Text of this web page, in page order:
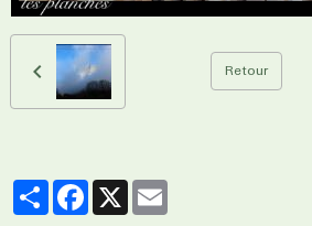
Retour
PartagerFacebook
X